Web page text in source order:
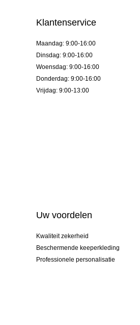
Klantenservice
Maandag: 9:00-16:00
Dinsdag: 9:00-16:00
Woensdag: 9:00-16:00
Donderdag: 9:00-16:00
Vrijdag: 9:00-13:00
Uw voordelen
Kwaliteit zekerheid
Beschermende keeperkleding
Professionele personalisatie